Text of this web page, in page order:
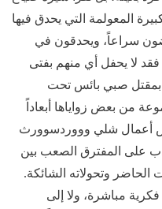
المعولمة التي يحدق فيها
سراعاً، ويحدقون في
فقد لا يحفل أي منهم بفتى
بمقتل صبي بائس تحت
من بعض زواياها أبعاداً
أعمال شلي وووردسوورث
على المفترق الصعب بين
وتحولاته الشائكة.
مباشرة، ولا إلى